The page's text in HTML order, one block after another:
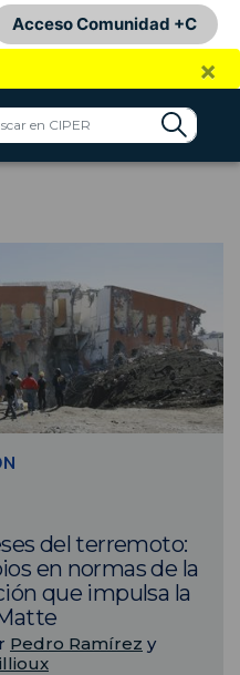
Acceso Comunidad +C
×
del terremoto:
en normas de la
que impulsa la
Pedro Ramírez y